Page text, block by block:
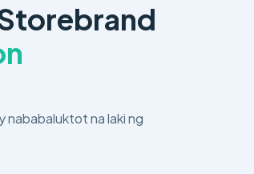
nababaluktot na laki ng